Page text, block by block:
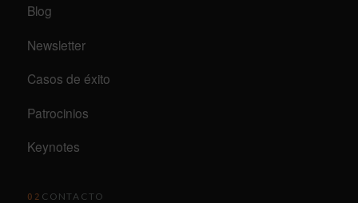
Blog
Newsletter
Casos de éxito
Patrocinios
Keynotes
02 CONTACTO